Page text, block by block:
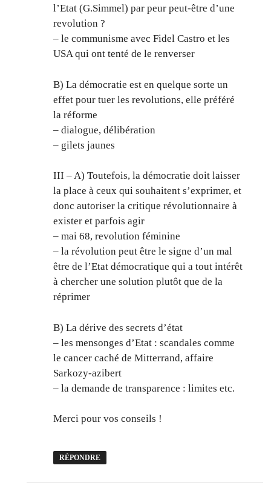
l’Etat (G.Simmel) par peur peut-être d’une
revolution ?
– le communisme avec Fidel Castro et les
USA qui ont tenté de le renverser
B) La démocratie est en quelque sorte un
effet pour tuer les revolutions, elle préféré
la réforme
– dialogue, délibération
– gilets jaunes
III – A) Toutefois, la démocratie doit laisser
la place à ceux qui souhaitent s’exprimer, et
donc autoriser la critique révolutionnaire à
exister et parfois agir
– mai 68, revolution féminine
– la révolution peut être le signe d’un mal
être de l’Etat démocratique qui a tout intérêt
à chercher une solution plutôt que de la
réprimer
B) La dérive des secrets d’état
– les mensonges d’Etat : scandales comme
le cancer caché de Mitterrand, affaire
Sarkozy-azibert
– la demande de transparence : limites etc.
Merci pour vos conseils !
RÉPONDRE